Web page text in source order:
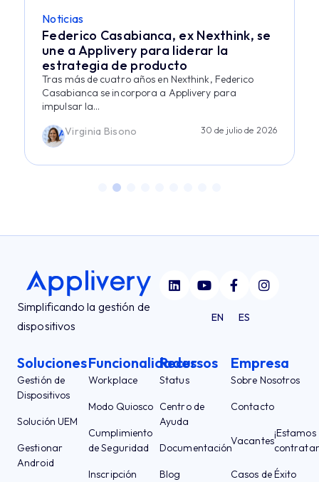
Noticias
Federico Casabianca, ex Nexthink, se
une a Applivery para liderar la
estrategia de producto
Tras más de cuatro años en Nexthink, Federico
Casabianca se incorpora a Applivery para
impulsar la...
Virginia Bisono
30 de julio de 2026
Simplificando la gestión de
dispositivos
EN ES
Soluciones
Gestión de
Dispositivos
Solución UEM
Gestionar
Android
Funcionalidades
Workplace
Modo Quiosco
Cumplimiento
de Seguridad
Inscripción
Recursos
Status
Centro de
Ayuda
Documentación
Blog
Empresa
Sobre Nosotros
Contacto
Vacantes
¡Estamos
Casos de Éxito